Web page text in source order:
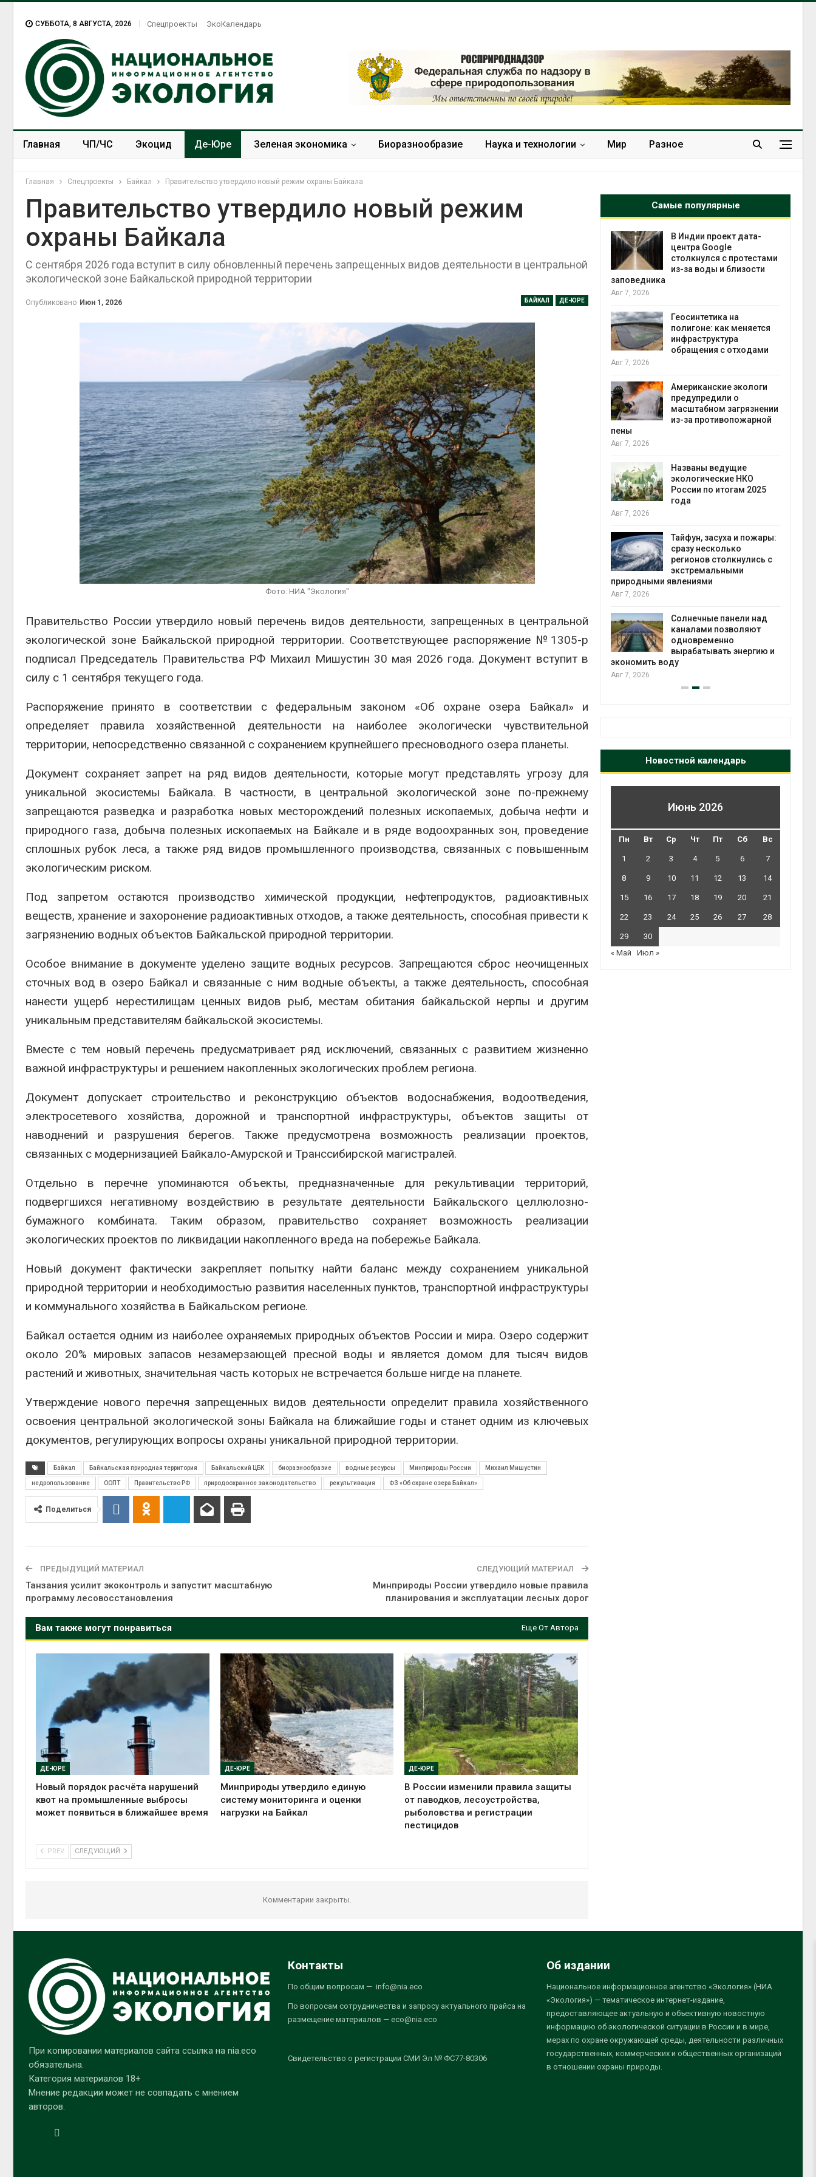
СУББОТА, 8 АВГУСТА, 2026 Спецпроекты ЭкоКалендарь
Главная ЧП/ЧС Экоцид Де-Юре Зеленая экономика Биоразнообразие Наука и технологии Мир Разное
Главная Спецпроекты Байкал Правительство утвердило новый режим охраны Байкала
Правительство утвердило новый режим
охраны Байкала
С сентября 2026 года вступит в силу обновленный перечень запрещенных видов деятельности в центральной
экологической зоне Байкальской природной территории
БАЙКАЛ ДЕ-ЮРЕ
Опубликовано Июн 1, 2026
Фото: НИА "Экология"
Правительство России утвердило новый перечень видов деятельности, запрещенных в центральной
экологической зоне Байкальской природной территории. Соответствующее распоряжение №1305-р
подписал Председатель Правительства РФ Михаил Мишустин 30 мая 2026 года. Документ вступит в
силу с 1 сентября текущего года.
Распоряжение принято в соответствии с федеральным законом «Об охране озера Байкал» и
определяет правила хозяйственной деятельности на наиболее экологически чувствительной
территории, непосредственно связанной с сохранением крупнейшего пресноводного озера планеты.
Документ сохраняет запрет на ряд видов деятельности, которые могут представлять угрозу для
уникальной экосистемы Байкала. В частности, в центральной экологической зоне по-прежнему
запрещаются разведка и разработка новых месторождений полезных ископаемых, добыча нефти и
природного газа, добыча полезных ископаемых на Байкале и в ряде водоохранных зон, проведение
сплошных рубок леса, а также ряд видов промышленного производства, связанных с повышенным
экологическим риском.
Под запретом остаются производство химической продукции, нефтепродуктов, радиоактивных
веществ, хранение и захоронение радиоактивных отходов, а также деятельность, способная привести к
загрязнению водных объектов Байкальской природной территории.
Особое внимание в документе уделено защите водных ресурсов. Запрещаются сброс неочищенных
сточных вод в озеро Байкал и связанные с ним водные объекты, а также деятельность, способная
нанести ущерб нерестилищам ценных видов рыб, местам обитания байкальской нерпы и другим
уникальным представителям байкальской экосистемы.
Вместе с тем новый перечень предусматривает ряд исключений, связанных с развитием жизненно
важной инфраструктуры и решением накопленных экологических проблем региона.
Документ допускает строительство и реконструкцию объектов водоснабжения, водоотведения,
электросетевого хозяйства, дорожной и транспортной инфраструктуры, объектов защиты от
наводнений и разрушения берегов. Также предусмотрена возможность реализации проектов,
связанных с модернизацией Байкало-Амурской и Транссибирской магистралей.
Отдельно в перечне упоминаются объекты, предназначенные для рекультивации территорий,
подвергшихся негативному воздействию в результате деятельности Байкальского целлюлозно-
бумажного комбината. Таким образом, правительство сохраняет возможность реализации
экологических проектов по ликвидации накопленного вреда на побережье Байкала.
Новый документ фактически закрепляет попытку найти баланс между сохранением уникальной
природной территории и необходимостью развития населенных пунктов, транспортной инфраструктуры
и коммунального хозяйства в Байкальском регионе.
Байкал остается одним из наиболее охраняемых природных объектов России и мира. Озеро содержит
около 20% мировых запасов незамерзающей пресной воды и является домом для тысяч видов
растений и животных, значительная часть которых не встречается больше нигде на планете.
Утверждение нового перечня запрещенных видов деятельности определит правила хозяйственного
освоения центральной экологической зоны Байкала на ближайшие годы и станет одним из ключевых
документов, регулирующих вопросы охраны уникальной природной территории.
Байкал Байкальская природная территория Байкальский ЦБК биоразнообразие водные ресурсы Минприроды России Михаил Мишустин
недропользование ООПТ Правительство РФ природоохранное законодательство рекультивация ФЗ «Об охране озера Байкал»
Поделиться
ПРЕДЫДУЩИЙ МАТЕРИАЛ
Танзания усилит экоконтроль и запустит масштабную
программу лесовосстановления
СЛЕДУЮЩИЙ МАТЕРИАЛ
Минприроды России утвердило новые правила
планирования и эксплуатации лесных дорог
Вам также могут понравиться Еще От Автора
ДЕ-ЮРЕ
Новый порядок расчёта нарушений
квот на промышленные выбросы
может появиться в ближайшее время
ДЕ-ЮРЕ
Минприроды утвердило единую
систему мониторинга и оценки
нагрузки на Байкал
ДЕ-ЮРЕ
В России изменили правила защиты
от паводков, лесоустройства,
рыболовства и регистрации
пестицидов
PREV СЛЕДУЮЩИЙ
Комментарии закрыты.
Самые популярные
Авг 7, 2026
Панамский канал вновь
ограничивает загрузку
судов из-за дефицита
пресной воды
Авг 6, 2026
В китайской провинции
Шэньси из-за паводков
эвакуировали более 140
тыс. человек
Авг 6, 2026
МЕГА и ВкусВилл
установили
экообменники для сбора
вторсырья
Авг 6, 2026
Учёные предложили
получать питьевую воду
ветра
спроса со стороны ИИ
Камы в августе может
превысить норму почти в
полтора раза
Авг 7, 2026
Евросоюз потребовал
увеличить вложения в
защиту природы на фоне
роста ущерба от пожаров
Авг 7, 2026
Дом из старых шин
может обходиться без
кондиционера и почти
без отопления
Авг 7, 2026
Камчатские северные
олени набирают вес
перед осенней миграцией
Авг 7, 2026
Ozon запустит сбор
Авг 7, 2026
В Индии проект дата-
центра Google
столкнулся с протестами
из-за воды и близости
Геосинтетика на
полигоне: как меняется
инфраструктура
обращения с отходами
Американские экологи
предупредили о
масштабном загрязнении
из-за противопожарной
Названы ведущие
экологические НКО
России по итогам 2025
года
Тайфун, засуха и пожары:
сразу несколько
регионов столкнулись с
экстремальными
природными явлениями
Солнечные панели над
каналами позволяют
одновременно
вырабатывать энергию и
экономить воду
Авг 7, 2026
Авг 6, 2026
Авг 6, 2026
Авг 6, 2026
Авг 6, 2026
Новостной календарь
Июнь 2026
Пн Вт Ср Чт Пт Сб Вс
1 2 3 4 5 6 7
8 9 10 11 12 13 14
15 16 17 18 19 20 21
22 23 24 25 26 27 28
29
30
« Май
Июл »
При копировании материалов сайта ссылка на nia.eco
обязательна.
Категория материалов 18+
Мнение редакции может не совпадать с мнением
авторов.
Контакты
По общим вопросам — info@nia.eco
По вопросам сотрудничества и запросу актуального прайса на
размещение материалов — eco@nia.eco
Свидетельство о регистрации СМИ Эл № ФС77-80306
Об издании
Национальное информационное агентство «Экология» (НИА
«Экология») — тематическое интернет-издание,
предоставляющее актуальную и объективную новостную
информацию об экологической ситуации в России и в мире,
мерах по охране окружающей среды, деятельности различных
государственных, коммерческих и общественных организаций
в отношении охраны природы.